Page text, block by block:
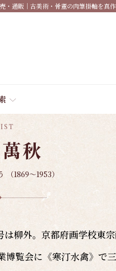
・通販｜古美術・骨董の肉筆掛軸を真
秋
（1869～1953）
柳外。京都府画学校東
覧会に《寒汀水禽》で